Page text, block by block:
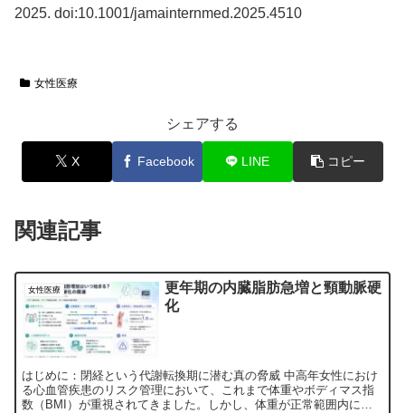
2025. doi:10.1001/jamainternmed.2025.4510
女性医療
シェアする
X Facebook LINE コピー
関連記事
女性医療
更年期の内臓脂肪急増と頸動脈硬
化
はじめに：閉経という代謝転換期に潜む真の脅威 中高年女性におけ
る心血管疾患のリスク管理において、これまで体重やボディマス指
数（BMI）が重視されてきました。しかし、体重が正常範囲内にあ